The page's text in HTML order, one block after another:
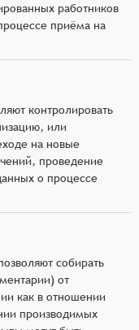
работников
приёма на
контролировать
или
на новые
проведение
о процессе
собирать
от
как в отношении
производимых